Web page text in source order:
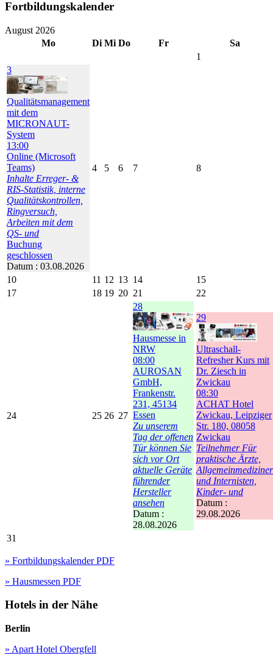
Fortbildungskalender
August 2026
Mo
Di Mi Do Fr
Sa
1
3
Qualitätsmanagement
mit dem
MICRONAUT-
System
13:00
Online (Microsoft
Teams)
Inhalte Erreger- &
RIS-Statistik, interne
Qualitätskontrollen,
Ringversuch,
Arbeiten mit dem
QS- und
Buchung
geschlossen
Datum : 03.08.2026
4 5 6 7 8
10 11 12 13 14
15
17
18 19 20 21 22
24 25 26 27
28
Hausmesse in
NRW
08:00
AUROSAN
GmbH,
Frankenstr.
231, 45134
Essen
Zu unserem
Tag der offenen
Tür können Sie
sich vor Ort
aktuelle Geräte
führender
Hersteller
ansehen
Datum :
28.08.2026
29
Ultraschall-
Refresher Kurs mit
Dr. Ziesch in
Zwickau
08:30
ACHAT Hotel
Zwickau, Leipziger
Str. 180, 08058
Zwickau
Teilnehmer Für
praktische Ärzte,
Allgemeinmediziner
und Internisten,
Kinder- und
Datum :
29.08.2026
31
» Fortbildungskalender PDF
» Hausmessen PDF
Hotels in der Nähe
Berlin
» Apart Hotel Obergfell